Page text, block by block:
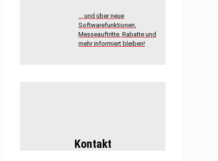
... und über neue
Softwarefunktionen,
Messeauftritte, Rabatte und
mehr informiert bleiben!
Kontakt